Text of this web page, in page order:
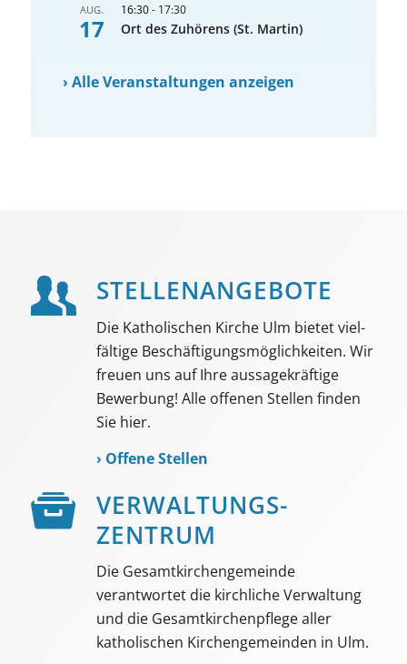
AUG.
17
16:30- 17:30
Ort des Zuhörens (St. Martin)
›Alle Veranstaltungen anzeigen
STELLEN­ANGEBOTE
Die Katholischen Kirche Ulm bietet viel­
fältige Beschäf­tigungs­möglich­keiten. Wir
freuen uns auf Ihre aussage­kräftige
Bewerbung! Alle offenen Stellen finden
Sie hier.
› Offene Stellen
VER­WALTUNGS­­
ZENTRUM
Die Gesamtkirchengemeinde
verantwortet die kirchliche Verwaltung
und die Gesamtkirchenpflege aller
katholischen Kirchengemeinden in Ulm.